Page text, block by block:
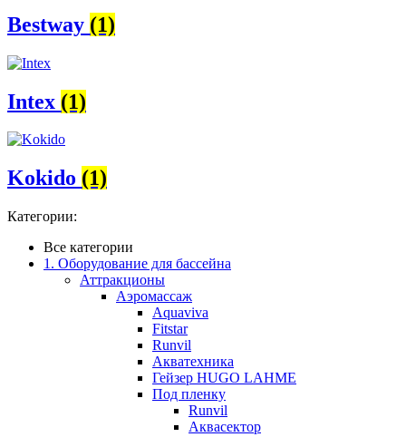
Bestway (1)
Intex (1)
Kokido (1)
Категории:
Все категории
1. Оборудование для бассейна
Аттракционы
Аэромассаж
Aquaviva
Fitstar
Runvil
Акватехника
Гейзер HUGO LAHME
Под пленку
Runvil
Аквасектор